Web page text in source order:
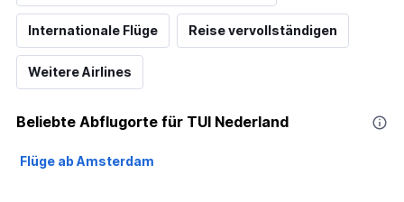
Internationale Flüge Reise vervollständigen
Weitere Airlines
Beliebte Abflugorte für TUI Nederland
Flüge ab Amsterdam